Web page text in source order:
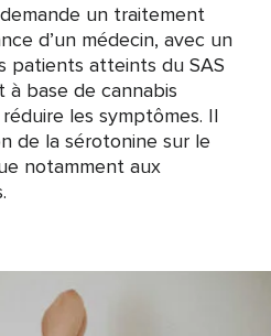
un traitement
d’un médecin, avec un
patients atteints du SAS
base de cannabis
les symptômes. Il
de la sérotonine sur le
notamment aux